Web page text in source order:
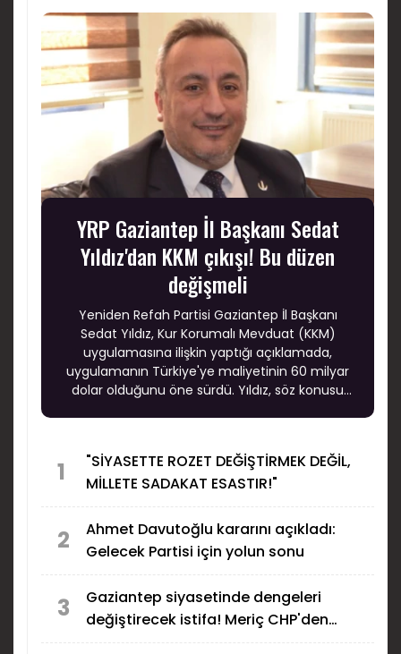
YRP Gaziantep İl Başkanı Sedat
Yıldız'dan KKM çıkışı! Bu düzen
değişmeli
Yeniden Refah Partisi Gaziantep İl Başkanı
Sedat Yıldız, Kur Korumalı Mevduat (KKM)
uygulamasına ilişkin yaptığı açıklamada,
uygulamanın Türkiye'ye maliyetinin 60 milyar
dolar olduğunu öne sürdü. Yıldız, söz konusu
1
"SİYASETTE ROZET DEĞİŞTİRMEK DEĞİL,
MİLLETE SADAKAT ESASTIR!"
2
Ahmet Davutoğlu kararını açıkladı:
Gelecek Partisi için yolun sonu
3
Gaziantep siyasetinde dengeleri
değiştirecek istifa! Meriç CHP'den